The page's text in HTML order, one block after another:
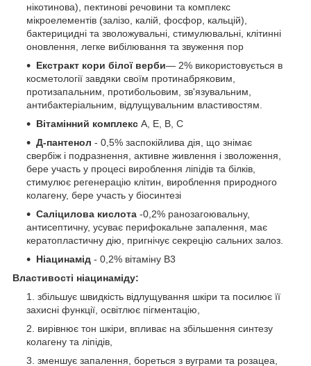
нікотинова), пектинові речовини та комплекс
мікроелементів (залізо, калій, фосфор, кальцій),
бактерицидні та зволожувальні, стимулювальні, клітинні
оновлення, легке вибілювання та звуження пор
Екстракт кори білої верби— 2% використовується в
косметології завдяки своїм протинабряковим,
протизапальним, протибольовим, зв'язувальним,
антибактеріальним, відлущувальним властивостям.
Вітамінний комплекс A, E, B, C
Д-пантенол - 0,5% заспокійлива дія, що знімає
свербіж і подразнення, активне живлення і зволоження,
бере участь у процесі вироблення ліпідів та білків,
стимулює регенерацію клітин, вироблення природного
колагену, бере участь у біосинтезі
Саліцилова кислота -0,2% ранозагоювальну,
антисептичну, усуває перифокальне запалення, має
кератопластичну дію, пригнічує секрецію сальних залоз.
Ніацинамід - 0,2% вітаміну B3
Властивості ніацинаміду:
збільшує швидкість відлущування шкіри та посилює її
захисні функції, освітлює пігментацію,
вирівнює тон шкіри, впливає на збільшення синтезу
колагену та ліпідів,
зменшує запалення, бореться з вуграми та розацеа,